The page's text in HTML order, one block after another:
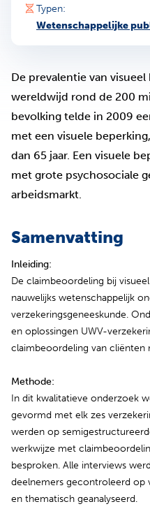
Typen:
Wetenschappelijke
De prevalentie van
wereldwijd rond de 200
bevolking telde in 2009
met een visuele
dan 65 jaar. Een visuele
met grote psychosociale
arbeidsmarkt.
Samenvatting
Inleiding:
De claimbeoordeling bij
nauwelijks wetenschappelijk
verzekeringsgeneeskunde.
en oplossingen UWV-
claimbeoordeling van cliënten
Methode:
In dit kwalitatieve onderzoek
gevormd met elk zes
werden op
werkwijze met
besproken. Alle interviews
deelnemers gecontroleerd op
en thematisch geanalyseerd.